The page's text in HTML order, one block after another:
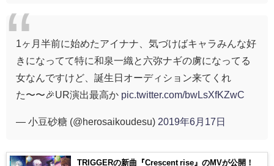
1ヶ月半前に始めたアイナナ、気づけばキャラみんな好
きになってて特に和泉一織と六弥ナギの虜になってる
女なんですけど、誕生日オーディション来てくれ
た〜〜🎉UR演出最高か pic.twitter.com/bwLsXfKZwC
— 小豆砂糖 (@herosaikoudesu) 2019年6月17日
TRIGGERの新曲『Crescent rise』のMVが公開！